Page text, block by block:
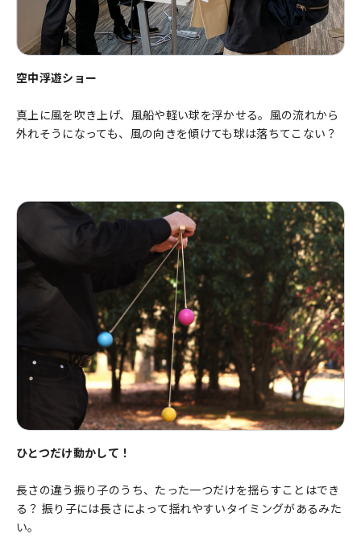
空中浮遊ショー
真上に風を吹き上げ、風船や軽い球を浮かせる。風の流れから
外れそうになっても、風の向きを傾けても球は落ちてこない？
ひとつだけ動かして！
長さの違う振り子のうち、たった一つだけを揺らすことはでき
る？ 振り子には長さによって揺れやすいタイミングがあるみた
い。